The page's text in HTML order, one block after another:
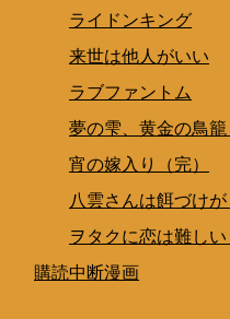
ライドンキング
来世は他人がいい
ラブファントム
夢の雫、黄金の鳥籠
宵の嫁入り（完）
八雲さんは餌づけが
ヲタクに恋は難しい
購読中断漫画